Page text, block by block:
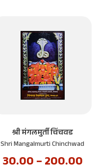
श्री मंगलमुर्ती चिंचवड
Shri Mangalmurti Chinchwad